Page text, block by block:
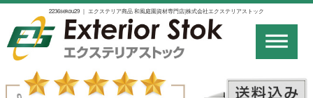
2236sekou29 ｜ エクステリア商品 和風庭園資材専門店|株式会社エクステリアストック